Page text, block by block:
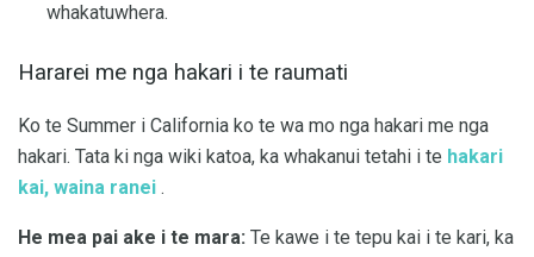
whakatuwhera.
Hararei me nga hakari i te raumati
Ko te Summer i California ko te wa mo nga hakari me nga
hakari. Tata ki nga wiki katoa, ka whakanui tetahi i te hakari
kai, waina ranei .
He mea pai ake i te mara: Te kawe i te tepu kai i te kari, ka